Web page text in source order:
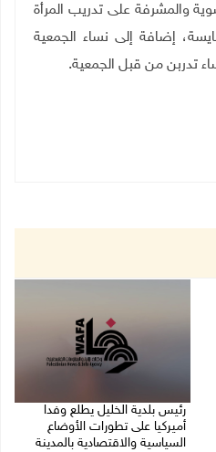
والمشرفة على تدريب المرأة
إضافة إلى نساء الجمعية
تدربن من قبل الجمعية.
رئيس بلدية الخليل يطلع وفدا
أميركيا على تطورات الأوضاع
السياسية والاقتصادية بالمدينة